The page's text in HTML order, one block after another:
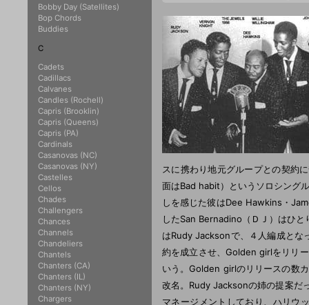
スに携わり地元グループとの契約
面はBad habit）というソロシング
しを感じた彼はDee Hawkins・
したSan Bernadino（ＤＪ）はひ
はRudy Jacksonで、４人編成と
約を成立させ、Golden girlをリリ
いう。Golden girlのリリースの数
改名。Rudy Jacksonの姉の提案
マネージメントしており、ハリウ
Bobby Day (Satellites)
Bop Chords
Buddies
C
Cadets
Cadillacs
Calvanes
Candles (Rochell)
Capris (Brooklin)
Capris (Queens)
Capris (PA)
Cardinals
Casanovas (NC)
Casanovas (NY)
Castelles
Cellos
Chades
Challengers
Chances
Channels
Chandeliers
Chantels
Chanters (CA)
Chanters (IL)
Chanters (NY)
Chargers